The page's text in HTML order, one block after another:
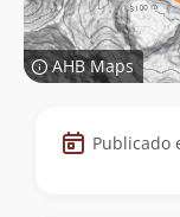
AHB Maps
Datos
de
Publicado